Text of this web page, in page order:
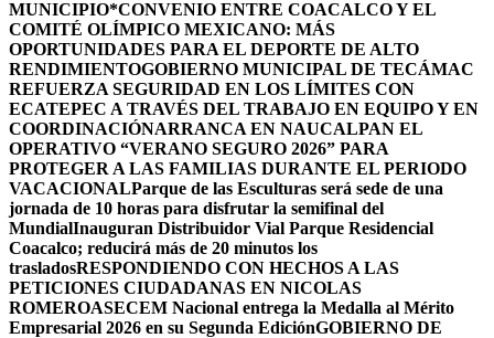
MUNICIPIO*CONVENIO ENTRE COACALCO Y EL
COMITÉ OLÍMPICO MEXICANO: MÁS
OPORTUNIDADES PARA EL DEPORTE DE ALTO
RENDIMIENTOGOBIERNO MUNICIPAL DE TECÁMAC
REFUERZA SEGURIDAD EN LOS LÍMITES CON
ECATEPEC A TRAVÉS DEL TRABAJO EN EQUIPO Y EN
COORDINACIÓNARRANCA EN NAUCALPAN EL
OPERATIVO “VERANO SEGURO 2026” PARA
PROTEGER A LAS FAMILIAS DURANTE EL PERIODO
VACACIONALParque de las Esculturas será sede de una
jornada de 10 horas para disfrutar la semifinal del
MundialInauguran Distribuidor Vial Parque Residencial
Coacalco; reducirá más de 20 minutos los
trasladosRESPONDIENDO CON HECHOS A LAS
PETICIONES CIUDADANAS EN NICOLAS
ROMEROASECEM Nacional entrega la Medalla al Mérito
Empresarial 2026 en su Segunda EdiciónGOBIERNO DE